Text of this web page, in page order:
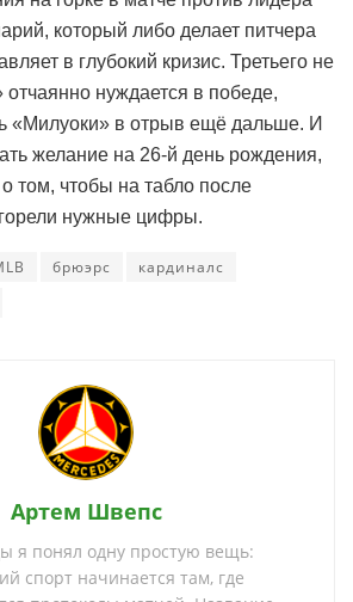
который либо делает питчера
в глубокий кризис. Третьего не
нуждается в победе,
«Милуоки» в отрыв ещё дальше. И
желание на 26-й день рождения,
о том, чтобы на табло после
нужные цифры.
брюэрс
кардиналс
Артем Швепс
я понял одну простую вещь:
спорт начинается там, где